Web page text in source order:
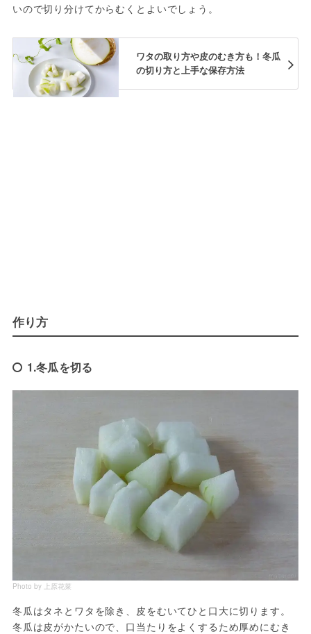
いので切り分けてからむくとよいでしょう。
ワタの取り方や皮のむき方も！冬瓜
の切り方と上手な保存方法
作り方
1.冬瓜を切る
Photo by 上原花菜
冬瓜はタネとワタを除き、皮をむいてひと口大に切ります。
冬瓜は皮がかたいので、口当たりをよくするため厚めにむき